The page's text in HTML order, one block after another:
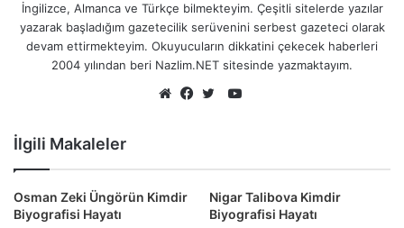
İngilizce, Almanca ve Türkçe bilmekteyim. Çeşitli sitelerde yazılar
yazarak başladığım gazetecilik serüvenini serbest gazeteci olarak
devam ettirmekteyim. Okuyucuların dikkatini çekecek haberleri
2004 yılından beri Nazlim.NET sitesinde yazmaktayım.
YouTube
İlgili Makaleler
Osman Zeki Üngörün Kimdir
Biyografisi Hayatı
Nigar Talibova Kimdir
Biyografisi Hayatı